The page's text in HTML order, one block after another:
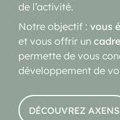
de l’activité.
Notre objectif : vous
et vous offrir un
permette de vous
développement de
DÉCOUVREZ AXENS